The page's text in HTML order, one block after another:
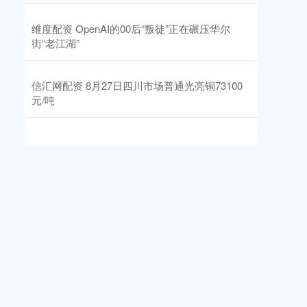
维度配资 OpenAI的00后“叛徒”正在碾压华尔
街“老江湖”
信汇网配资 8月27日四川市场普通光亮铜73100
元/吨